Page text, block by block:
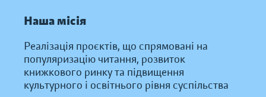
Наша місія
Реалізація проєктів, що спрямовані на
популяризацію читання, розвиток
книжкового ринку та підвищення
культурного і освітнього рівня суспільства